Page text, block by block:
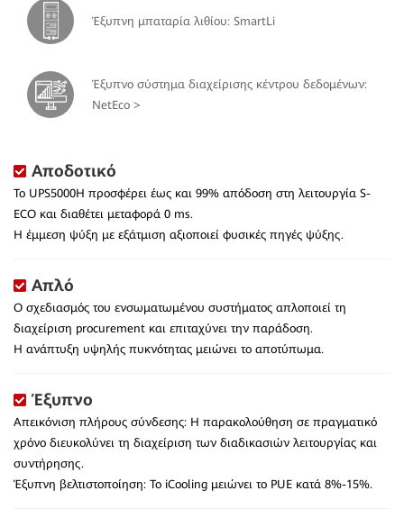
Έξυπνη μπαταρία λιθίου: SmartLi
Έξυπνο σύστημα διαχείρισης κέντρου δεδομένων:
NetEco >
Αποδοτικό
Το UPS5000H προσφέρει έως και 99% απόδοση στη λειτουργία S-
ECO και διαθέτει μεταφορά 0 ms.
Η έμμεση ψύξη με εξάτμιση αξιοποιεί φυσικές πηγές ψύξης.
Απλό
Ο σχεδιασμός του ενσωματωμένου συστήματος απλοποιεί τη
διαχείριση procurement και επιταχύνει την παράδοση.
Η ανάπτυξη υψηλής πυκνότητας μειώνει το αποτύπωμα.
Έξυπνο
Απεικόνιση πλήρους σύνδεσης: Η παρακολούθηση σε πραγματικό
χρόνο διευκολύνει τη διαχείριση των διαδικασιών λειτουργίας και
συντήρησης.
Έξυπνη βελτιστοποίηση: Το iCooling μειώνει το PUE κατά 8%-15%.